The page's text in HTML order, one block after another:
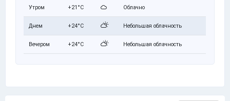
Утром +21°C Облачно
Днем +24°C Небольшая облачность
Вечером +24°C Небольшая облачность